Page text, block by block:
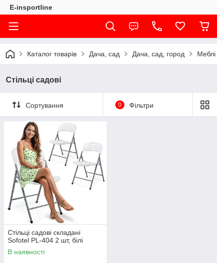
E-insportline
Каталог товарів Дача, сад Дача, сад, город Меблі
Стільці садові
Сортування 0 Фільтри
Стільці садові складані
Sofotel PL-404 2 шт, білі
В наявності